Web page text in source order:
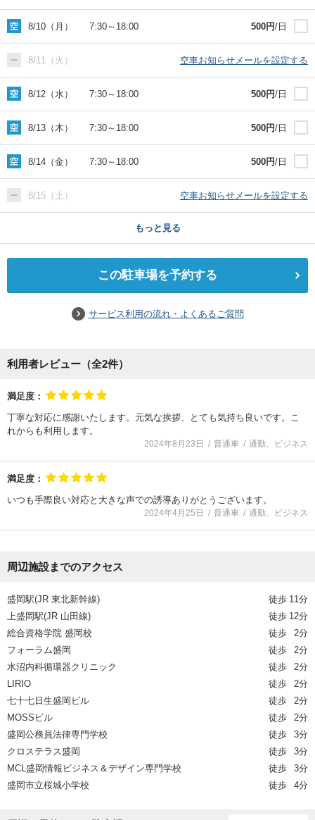
8/10（月） 7:30～ 18:00 500円/日
8/11（火） 空車お知らせメールを設定する
8/12（水） 7:30～ 18:00 500円/日
8/13（木） 7:30～ 18:00 500円/日
8/14（金） 7:30～ 18:00 500円/日
8/15（土） 空車お知らせメールを設定する
もっと見る
この駐車場を予約する
サービス利用の流れ・よくあるご質問
利用者レビュー（全2件）
満足度：
丁寧な対応に感謝いたします。元気な挨拶、とても気持ち良いです。こ
れからも利用します。
2024年8月23日 普通車 通勤、ビジネス
満足度：
いつも手際良い対応と大きな声での誘導ありがとうございます。
2024年4月25日 普通車 通勤、ビジネス
周辺施設までのアクセス
盛岡駅(JR 東北新幹線) 徒歩 11分
上盛岡駅(JR 山田線)
徒歩 12分
総合資格学院 盛岡校
徒歩
2分
フォーラム盛岡
徒歩
2分
水沼内科循環器クリニック
徒歩
2分
LIRIO
徒歩
2分
七十七日生盛岡ビル
徒歩
2分
MOSSビル
徒歩
2分
盛岡公務員法律専門学校
徒歩
3分
クロステラス盛岡
徒歩
3分
MCL盛岡情報ビジネス＆デザイン専門学校
徒歩
3分
盛岡市立桜城小学校
徒歩 4分